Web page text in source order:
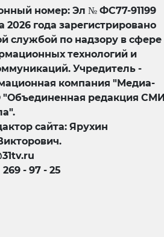
номер: Эл № ФС77-91199
2026 года зарегистрировано
службой по надзору в сфере
технологий и
Учредитель -
компания "Медиа-
редакция СМИ
сайта: Ярухин
269 - 97 - 25